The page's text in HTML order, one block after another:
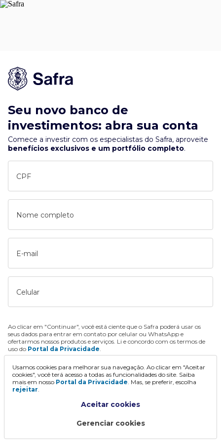
Seu novo banco de
investimentos: abra sua conta
Comece a investir com os especialistas do Safra, aproveite
benefícios exclusivos e um portfólio completo.
CPF
Nome completo
E-mail
Celular
Ao clicar em "Continuar", você está ciente que o Safra poderá usar os
seus dados para entrar em contato por celular ou WhatsApp e
ofertarmos nossos produtos e serviços. Li e concordo com os termos de
uso do Portal da Privacidade.
Continuar
Usamos cookies para melhorar sua navegação. Ao clicar em "Aceitar
cookies", você terá acesso a todas as funcionalidades do site. Saiba
mais em nosso Portal da Privacidade. Mas, se preferir, escolha
rejeitar.
Aceitar cookies
Gerenciar cookies